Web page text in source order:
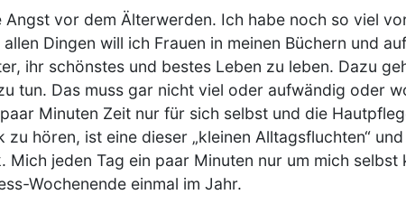
Angst vor dem Älterwerden. Ich habe noch so viel
Dingen will ich Frauen in meinen Büchern und
ihr schönstes und bestes Leben zu leben. Dazu
tun. Das muss gar nicht viel oder aufwändig oder
Minuten Zeit nur für sich selbst und die
hören, ist eine dieser „kleinen Alltagsfluchten“
Mich jeden Tag ein paar Minuten nur um mich
Wochenende einmal im Jahr.